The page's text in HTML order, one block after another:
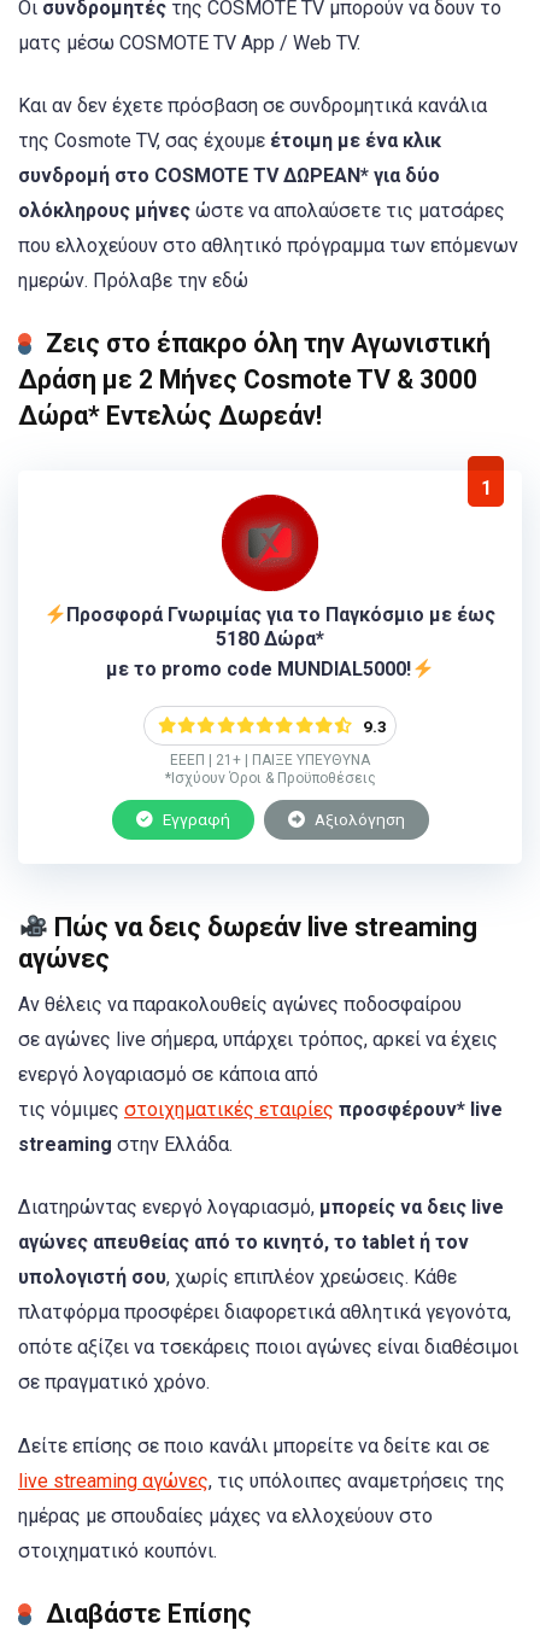
Οι συνδρομητές της COSMOTE TV μπορούν να δουν το
ματς μέσω COSMOTE TV App / Web TV.
Και αν δεν έχετε πρόσβαση σε συνδρομητικά κανάλια
της Cosmote TV, σας έχουμε έτοιμη με ένα κλικ
συνδρομή στο COSMOTE TV ΔΩΡΕΑΝ* για δύο
ολόκληρους μήνες ώστε να απολαύσετε τις ματσάρες
που ελλοχεύουν στο αθλητικό πρόγραμμα των επόμενων
ημερών. Πρόλαβε την εδώ
Ζεις στο έπακρο όλη την Αγωνιστική
Δράση με 2 Μήνες Cosmote TV & 3000
Δώρα* Εντελώς Δωρεάν!
1
Προσφορά Γνωριμίας για το Παγκόσμιο με έως
5180 Δώρα*
με το promo code MUNDIAL5000!
9.3
ΕΕΕΠ | 21+ | ΠΑΙΞΕ ΥΠΕΥΘΥΝΑ
*Ισχύουν Όροι & Προϋποθέσεις
Εγγραφή Αξιολόγηση
Πώς να δεις δωρεάν live streaming
αγώνες
Αν θέλεις να παρακολουθείς αγώνες ποδοσφαίρου
σε αγώνες live σήμερα, υπάρχει τρόπος, αρκεί να έχεις
ενεργό λογαριασμό σε κάποια από
τις νόμιμες στοιχηματικές εταιρίες προσφέρουν* live
streaming στην Ελλάδα.
Διατηρώντας ενεργό λογαριασμό, μπορείς να δεις live
αγώνες απευθείας από το κινητό, το tablet ή τον
υπολογιστή σου, χωρίς επιπλέον χρεώσεις. Κάθε
πλατφόρμα προσφέρει διαφορετικά αθλητικά γεγονότα,
οπότε αξίζει να τσεκάρεις ποιοι αγώνες είναι διαθέσιμοι
σε πραγματικό χρόνο.
Δείτε επίσης σε ποιο κανάλι μπορείτε να δείτε και σε
live streaming αγώνες, τις υπόλοιπες αναμετρήσεις της
ημέρας με σπουδαίες μάχες να ελλοχεύουν στο
στοιχηματικό κουπόνι.
Διαβάστε Επίσης